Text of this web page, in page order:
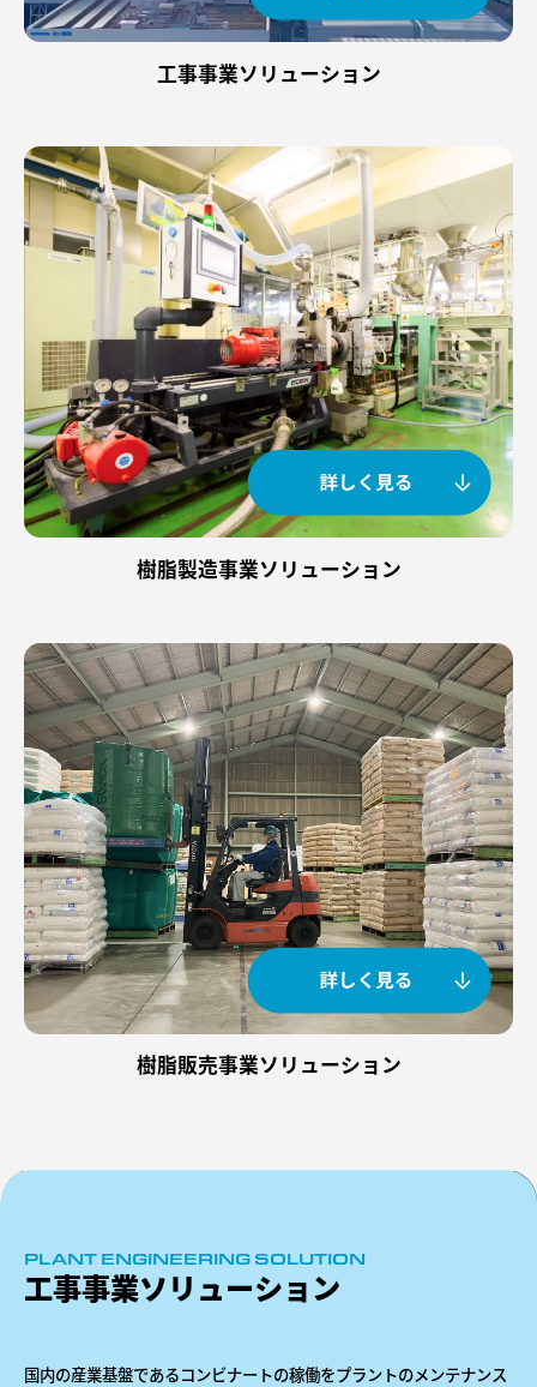
工事事業ソリューション
樹脂製造事業ソリューション
樹脂販売事業ソリューション
PLANT ENGINEERING SOLUTION
工事事業ソリューション
国内の産業基盤であるコンビナートの稼働をプラントのメンテナンス